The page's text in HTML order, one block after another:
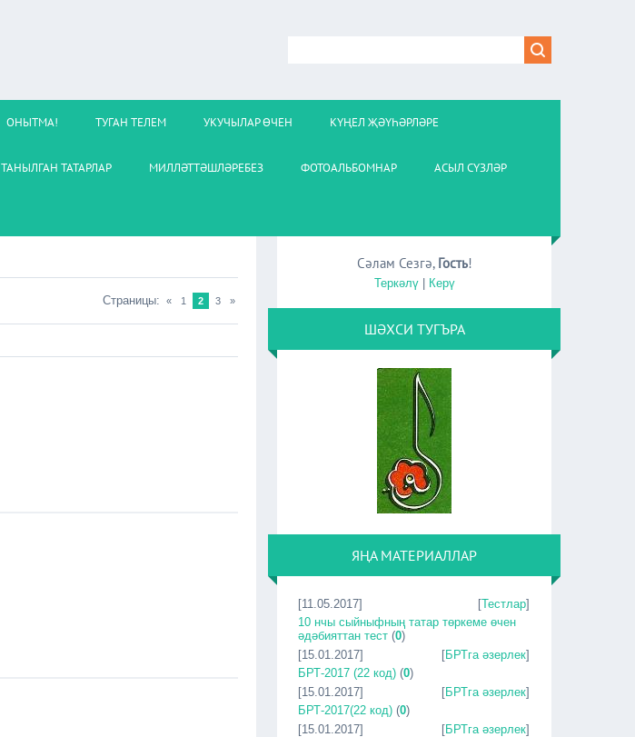
ОНЫТМА! ТУГАН ТЕЛЕМ УКУЧЫЛАР ӨЧЕН КҮҢЕЛ ҖӘҮҺӘРЛӘРЕ
ТАНЫЛГАН ТАТАРЛАР МИЛЛӘТТӘШЛӘРЕБЕЗ ФОТОАЛЬБОМНАР АСЫЛ СҮЗЛӘР
Страницы: « 1 2 3 »
Сәлам Сезгә, Гость!
Теркәлү| Керү
ШӘХСИ ТУГЪРА
ЯҢА МАТЕРИАЛЛАР
[11.05.2017] [Тестлар]
10 нчы сыйныфның татар төркеме өчен
әдәбияттан тест (0)
[15.01.2017]
[БРТга әзерлек]
БРТ-2017 (22 код) (0)
[15.01.2017]
[БРТга әзерлек]
БРТ-2017(22 код) (0)
[15.01.2017]
[БРТга әзерлек]